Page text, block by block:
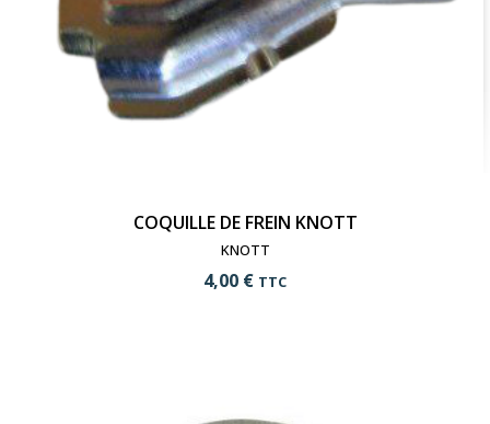
COQUILLE DE FREIN KNOTT
KNOTT
4,00 € TTC